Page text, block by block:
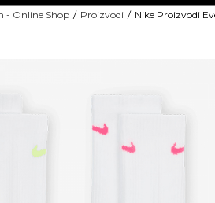
- Online Shop Proizvodi Nike Proizvodi